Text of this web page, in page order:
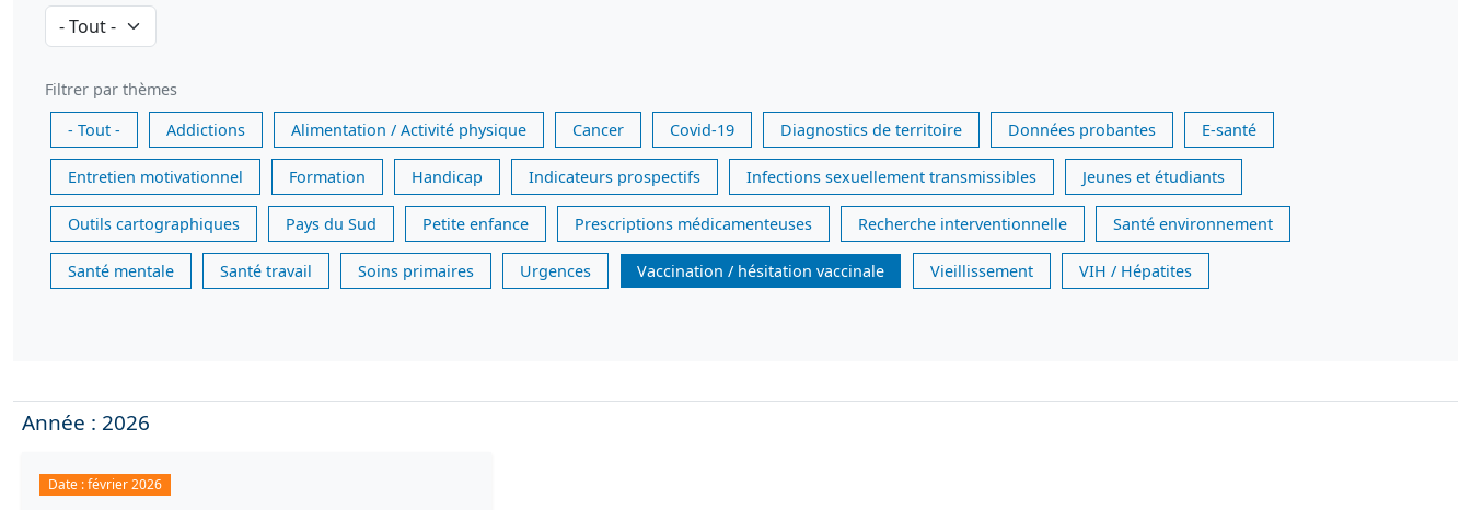
Filtrer par thèmes
- Tout -
Addictions Alimentation / Activité physique Cancer Covid-19 Diagnostics de territoire Données probantes E-santé
Entretien motivationnel Formation Handicap Indicateurs prospectifs Infections sexuellement transmissibles Jeunes et étudiants
Outils cartographiques Pays du Sud Petite enfance Prescriptions médicamenteuses Recherche interventionnelle Santé environnement
Santé mentale Santé travail Soins primaires Urgences Vaccination / hésitation vaccinale Vieillissement VIH / Hépatites
Année : 2026
Date :février 2026